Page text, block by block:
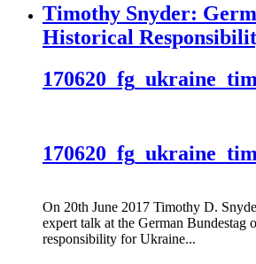
Timothy Snyder:
Historical
On 20th June 2017 Timothy D.
expert talk at the German Bundestag
responsibility for Ukraine...